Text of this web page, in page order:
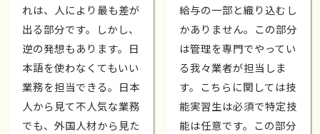
れは、人により最も差が
出る部分です。しかし、
逆の発想もあります。日
本語を使わなくてもいい
業務を担当できる。日本
人から見て不人気な業務
でも、外国人材から見た
給与の一部と織り込むし
かありません。この部分
は管理を専門でやってい
る我々業者が担当しま
す。こちらに関しては技
能実習生は必須で特定技
能は任意です。この部分